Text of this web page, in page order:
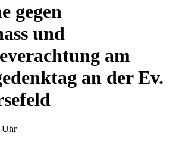
gegen
und
am
an der Ev.
Uhr